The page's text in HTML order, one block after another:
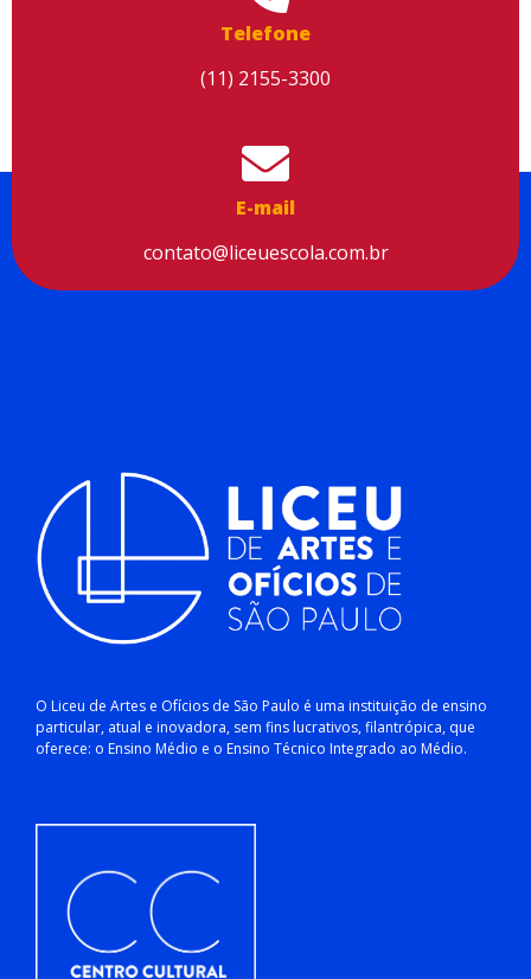
Telefone
(11) 2155-3300
E-mail
contato@liceuescola.com.br
O Liceu de Artes e Ofícios de São Paulo é uma instituição de ensino
particular, atual e inovadora, sem fins lucrativos, filantrópica, que
oferece: o Ensino Médio e o Ensino Técnico Integrado ao Médio.